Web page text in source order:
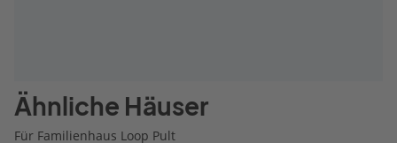
Ähnliche Häuser
Für Familienhaus Loop Pult